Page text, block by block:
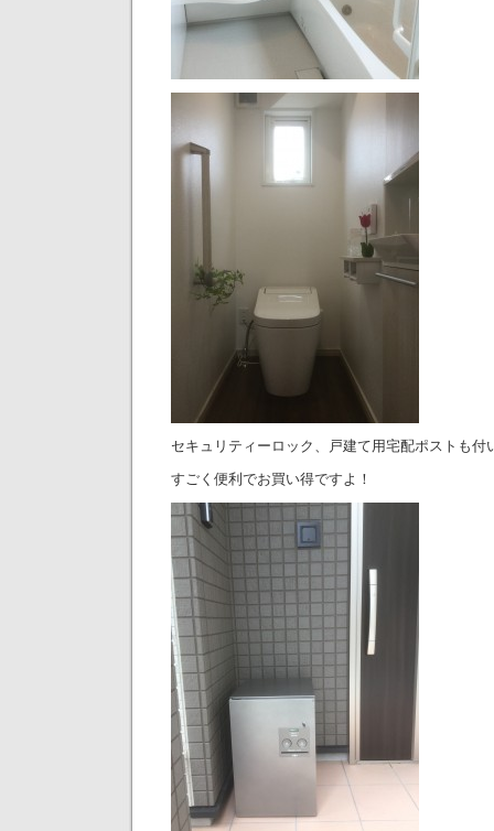
セキュリティーロック、戸建て用宅配ポストも付
すごく便利でお買い得ですよ！